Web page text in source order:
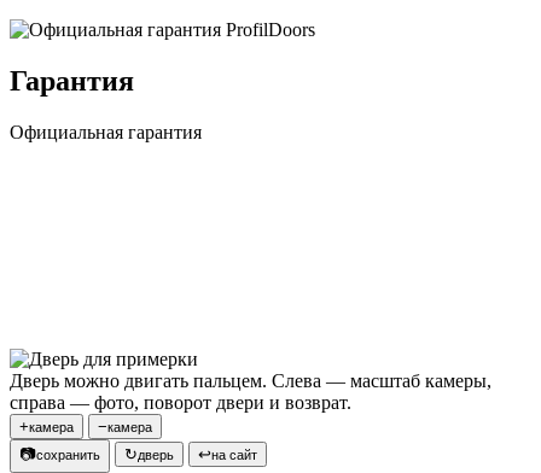
Гарантия
Официальная гарантия
Дверь можно двигать пальцем. Слева — масштаб камеры,
справа — фото, поворот двери и возврат.
+камера −камера
📷сохранить ↻дверь ↩на сайт